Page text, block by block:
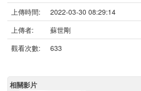
上傳時間:
2022-03-30 08:29:14
上傳者:
蘇世剛
觀看次數:
633
相關影片